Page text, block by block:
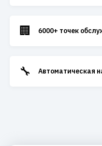
🏢 6000+ точек
🔧 Автоматическая